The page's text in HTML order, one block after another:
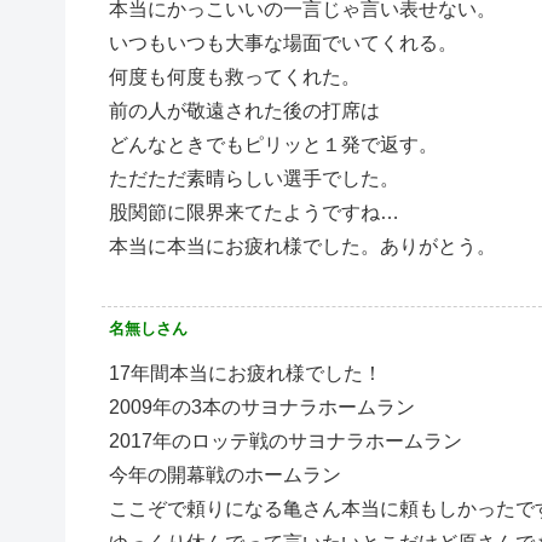
本当にかっこいいの一言じゃ言い表せない。
いつもいつも大事な場面でいてくれる。
何度も何度も救ってくれた。
前の人が敬遠された後の打席は
どんなときでもピリッと１発で返す。
ただただ素晴らしい選手でした。
股関節に限界来てたようですね…
本当に本当にお疲れ様でした。ありがとう。
名無しさん
17年間本当にお疲れ様でした！
2009年の3本のサヨナラホームラン
2017年のロッテ戦のサヨナラホームラン
今年の開幕戦のホームラン
ここぞで頼りになる亀さん本当に頼もしかったで